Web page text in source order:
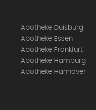
Apotheke Duisburg
Apotheke Essen
Apotheke Frankfurt
Apotheke Hamburg
Apotheke Hannover